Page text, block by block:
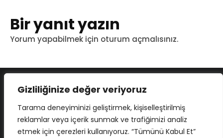
Gizliliğinize değer veriyoruz
Tarama deneyiminizi geliştirmek, kişiselleştirilmiş
reklamlar veya içerik sunmak ve trafiğimizi analiz
etmek için çerezleri kullanıyoruz. “Tümünü Kabul Et”
Bir yanıt yazın
Yorum yapabilmek için oturum açmalısınız.